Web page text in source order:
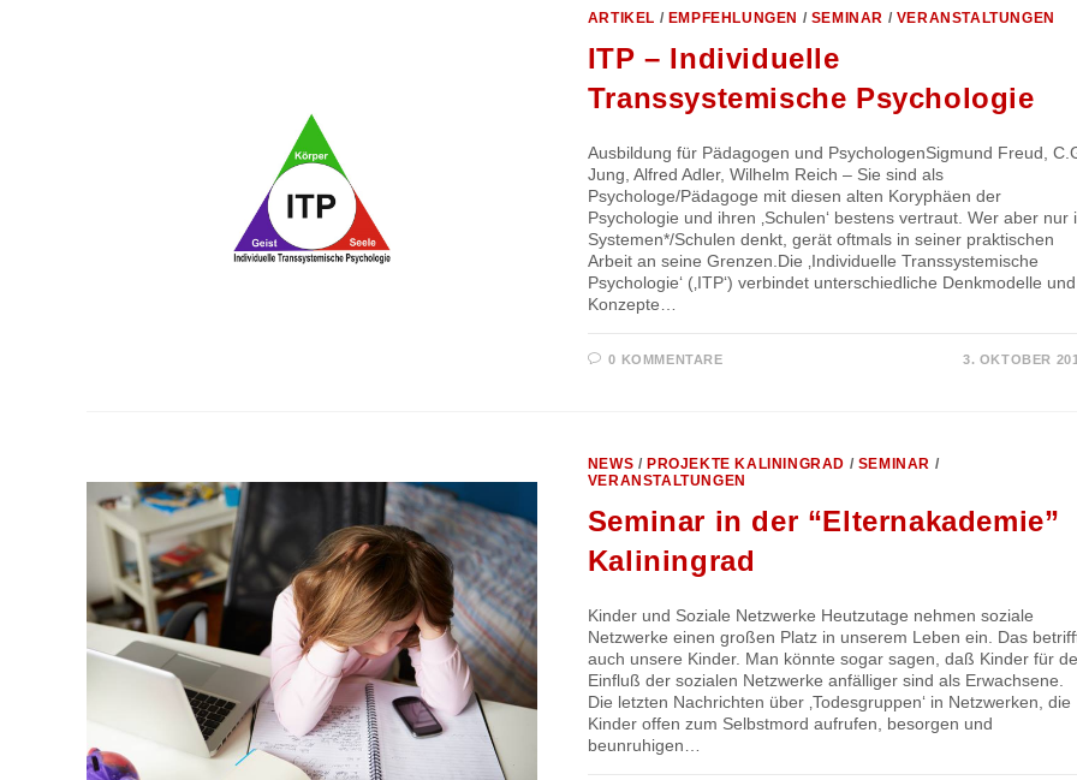
ARTIKEL / EMPFEHLUNGEN / SEMINAR / VERANSTALTUNGEN
ITP – Individuelle
Transsystemische Psychologie
Ausbildung für Pädagogen und PsychologenSigmund Freud,
Jung, Alfred Adler, Wilhelm Reich – Sie sind als
Psychologe/Pädagoge mit diesen alten Koryphäen der
Psychologie und ihren ‚Schulen‘ bestens vertraut. Wer aber nur
Systemen*/Schulen denkt, gerät oftmals in seiner praktischen
Arbeit an seine Grenzen.Die ‚Individuelle Transsystemische
Psychologie‘ (‚ITP‘) verbindet unterschiedliche Denkmodelle und
Konzepte…
0 KOMMENTARE 3. OKTOBER
NEWS / PROJEKTE KALININGRAD / SEMINAR /
VERANSTALTUNGEN
Seminar in der “Elternakademie”
Kaliningrad
Kinder und Soziale Netzwerke Heutzutage nehmen soziale
Netzwerke einen großen Platz in unserem Leben ein. Das
auch unsere Kinder. Man könnte sogar sagen, daß Kinder für
Einfluß der sozialen Netzwerke anfälliger sind als Erwachsene.
Die letzten Nachrichten über ‚Todesgruppen‘ in Netzwerken, die
Kinder offen zum Selbstmord aufrufen, besorgen und
beunruhigen…